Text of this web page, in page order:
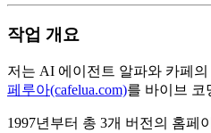
작업 개요
저는 AI 에이전트 알파와 카페
페루아(cafelua.com)를 바이브 코
1997년부터 총 3개 버전의 홈페